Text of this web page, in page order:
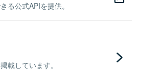
る公式APIを提供。
載しています。